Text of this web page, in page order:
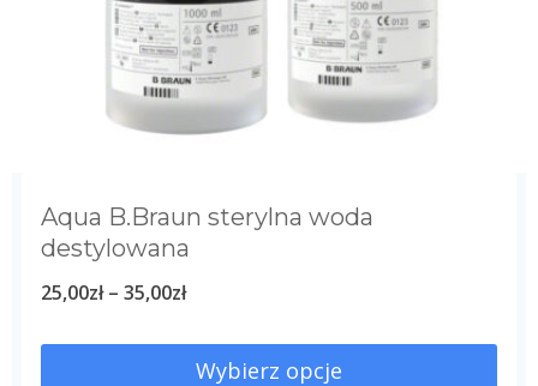
Aqua B.Braun sterylna woda
destylowana
25,00zł – 35,00zł
Wybierz opcje